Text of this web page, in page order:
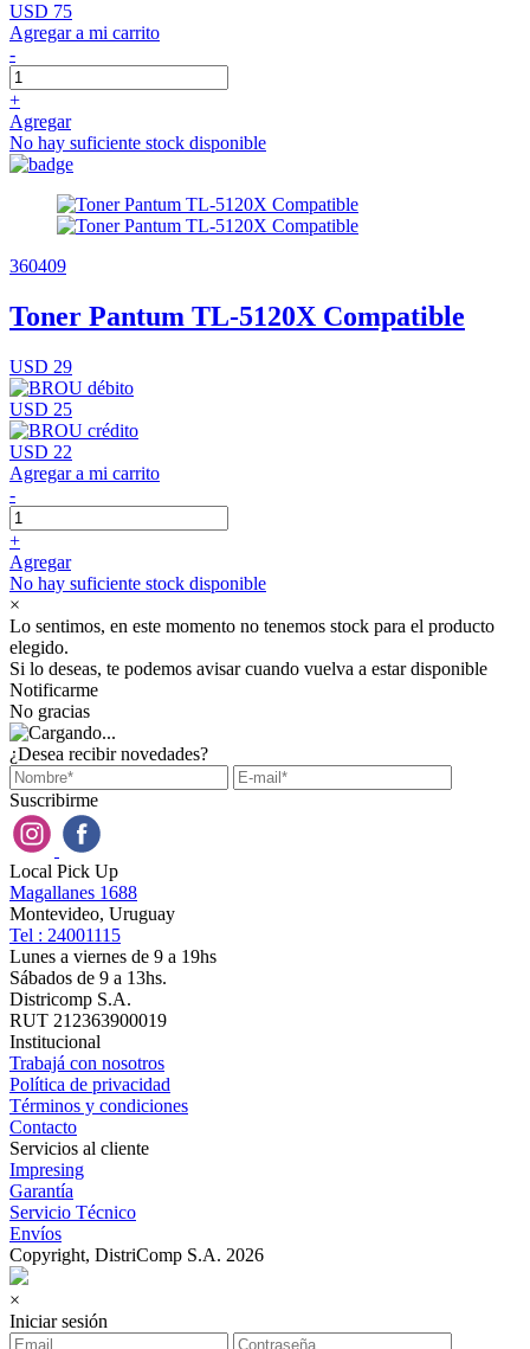
USD 75
Agregar a mi carrito
-
+
Agregar
No hay suficiente stock disponible
360409
Toner Pantum TL-5120X Compatible
USD 29
USD 25
USD 22
Agregar a mi carrito
-
+
Agregar
No hay suficiente stock disponible
×
Lo sentimos, en este momento no tenemos stock para el producto
elegido.
Si lo deseas, te podemos avisar cuando vuelva a estar disponible
Notificarme
No gracias
¿Desea recibir novedades?
Suscribirme
Local Pick Up
Magallanes 1688
Montevideo, Uruguay
Tel : 24001115
Lunes a viernes de 9 a 19hs
Sábados de 9 a 13hs.
Districomp S.A.
RUT 212363900019
Institucional
Trabajá con nosotros
Política de privacidad
Términos y condiciones
Contacto
Servicios al cliente
Impresing
Garantía
Servicio Técnico
Envíos
Copyright, DistriComp S.A. 2026
×
Iniciar sesión